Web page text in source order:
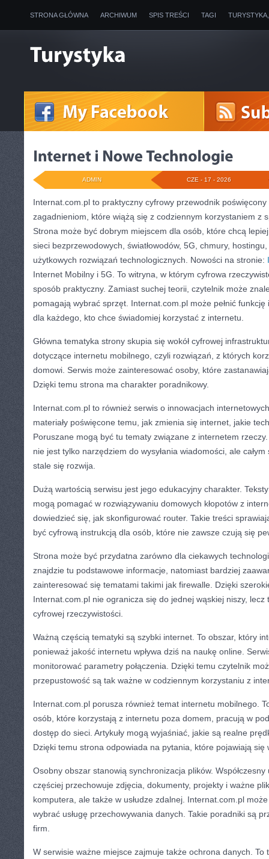
STRONA GŁÓWNA ARCHIWUM SPIS TREŚCI TAGI
CZE - 17 - 2026
ADMIN
Internat.com.pl to praktyczny cyfrowy przewodnik
zagadnieniom, które wiążą się z codziennym korzystaniem z
Strona może być dobrym miejscem dla osób, które chcą
sieci bezprzewodowych, światłowodów, 5G, chmury,
użytkowych rozwiązań technologicznych. Nowości na stronie:
Internet Mobilny i 5G. To witryna, w którym cyfrowa
sposób praktyczny. Zamiast suchej teorii, czytelnik może
pomagają wybrać sprzęt. Internat.com.pl może pełnić
dla każdego, kto chce świadomiej korzystać z internetu.
Główna tematyka strony skupia się wokół cyfrowej
dotyczące internetu mobilnego, czyli rozwiązań, z których
domowi. Serwis może zainteresować osoby, które
Dzięki temu strona ma charakter poradnikowy.
Internat.com.pl to również serwis o innowacjach
materiały poświęcone temu, jak zmienia się internet, jakie
Poruszane mogą być tu tematy związane z internetem
nie jest tylko narzędziem do wysyłania wiadomości, ale
stale się rozwija.
Dużą wartością serwisu jest jego edukacyjny charakter.
mogą pomagać w rozwiązywaniu domowych kłopotów z
dowiedzieć się, jak skonfigurować router. Takie treści
być cyfrową instrukcją dla osób, które nie zawsze czują się
Strona może być przydatna zarówno dla ciekawych
znajdzie tu podstawowe informacje, natomiast bardziej
zainteresować się tematami takimi jak firewalle. Dzięki
Internat.com.pl nie ogranicza się do jednej wąskiej niszy,
cyfrowej rzeczywistości.
Ważną częścią tematyki są szybki internet. To obszar, który
ponieważ jakość internetu wpływa dziś na naukę online.
monitorować parametry połączenia. Dzięki temu czytelnik
przepustowość są tak ważne w codziennym korzystaniu z
Internat.com.pl porusza również temat internetu mobilnego.
osób, które korzystają z internetu poza domem, pracują w
dostęp do sieci. Artykuły mogą wyjaśniać, jakie są realne
Dzięki temu strona odpowiada na pytania, które pojawiają się
Osobny obszar stanowią synchronizacja plików.
częściej przechowuje zdjęcia, dokumenty, projekty i ważne
komputera, ale także w usłudze zdalnej. Internat.com.pl
wybrać usługę przechowywania danych. Takie poradniki są
firm.
W serwisie ważne miejsce zajmuje także ochrona danych. To